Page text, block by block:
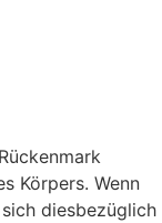
Körpers. Wenn
diesbezüglich